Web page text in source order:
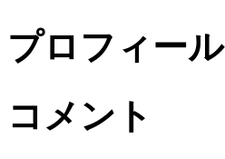
プロフィール
コメント